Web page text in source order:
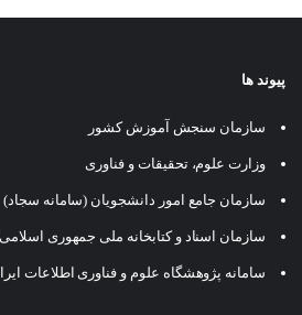
پیوند ها
سازمان سنجش آموزش کشور
وزارت علوم، تحقیقات و فناوری
سازمان جامع امور دانشجویان (سامانه سجاد)
سازمان اسناد و کتابخانه ملی جمهوری
سامانه پژوهشگاه علوم و فناوری اطلاعات